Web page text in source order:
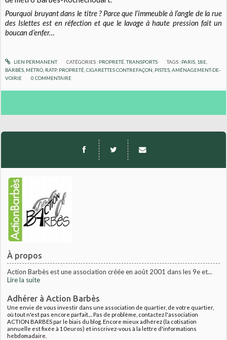
À propos
Action Barbès est une association créée en août 2001 dans les 9e et...
Lire la suite
Adhérer à Action Barbès
Une envie de vous investir dans une association de quartier, de votre quartier,
où tout n'est pas encore parfait.... Pas de problème, contactez l'association
ACTION BARBES par le biais du blog. Encore mieux adhérez (la cotisation
annuelle est fixée à 10euros) et inscrivez-vous à la lettre d'informations
hebdomadaire.
Pourquoi bruyant dans le titre ? Parce que l’immeuble à l’angle de la rue
des Islettes est en réfection et que le lavage à haute pression fait un
boucan d’enfer…
LIEN PERMANENT CATÉGORIES : PROPRETÉ,TRANSPORTS TAGS : PARIS 18E
BARBÈS MÉTRO RATP, PROPRETÉ ,CIGARETTES CONTREFAÇON PISTES ,AMÉNAGEMENT-DE-
VOIRIE
0 COMMENTAIRE